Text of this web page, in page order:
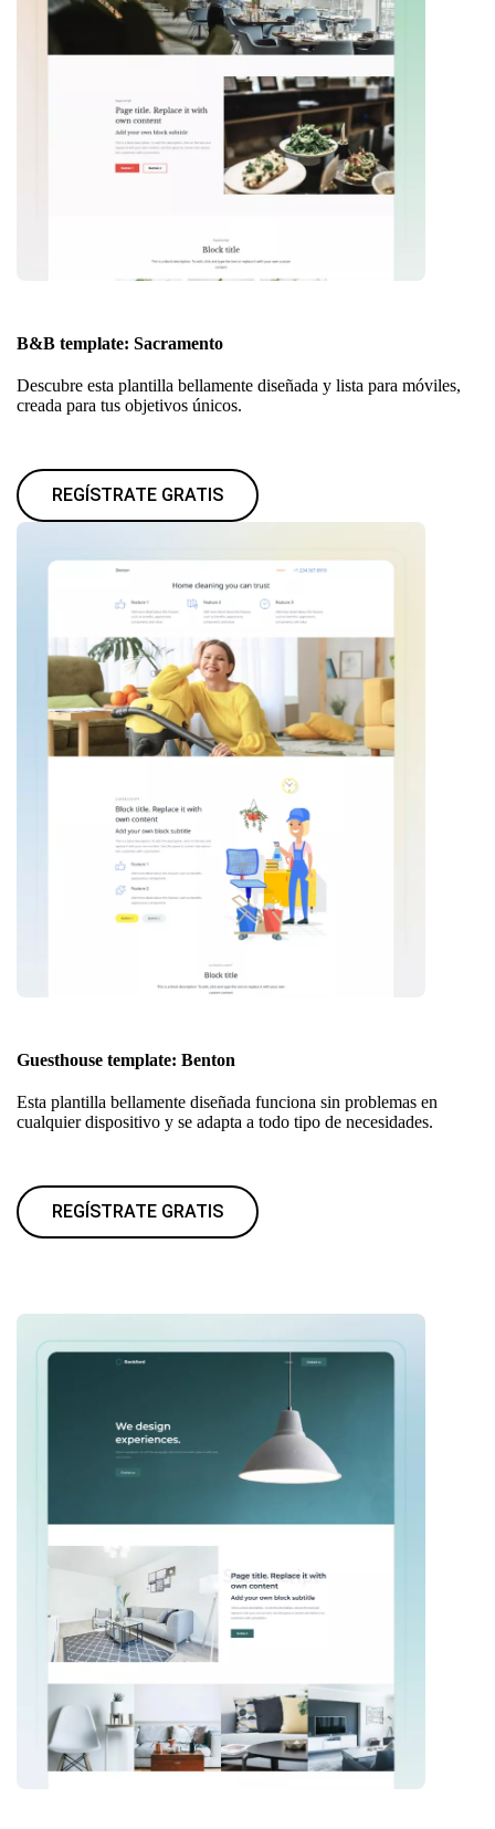
B&B template: Sacramento
Descubre esta plantilla bellamente diseñada y lista para móviles,
creada para tus objetivos únicos.
REGÍSTRATE GRATIS
Guesthouse template: Benton
Esta plantilla bellamente diseñada funciona sin problemas en
cualquier dispositivo y se adapta a todo tipo de necesidades.
REGÍSTRATE GRATIS